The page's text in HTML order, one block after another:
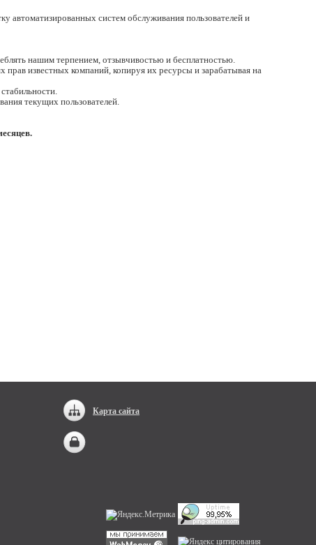
автоматизированных систем обслуживания пользователей и
нашим терпением, отзывчивостью и бесплатностью.
известных компаний, копируя их ресурсы и зарабатывая на
текущих пользователей.
Карта сайта